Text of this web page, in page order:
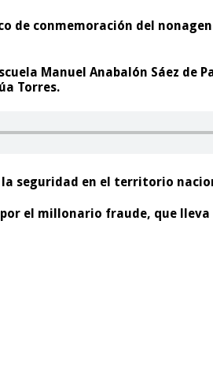
de conmemoración del
Manuel Anabalón Sáez de
Torres.
la seguridad en el territorio
el millonario fraude, que